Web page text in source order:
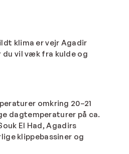
klima ervejr Agadir
vil væk fra kulde og
omkring 20–21
dagtemperaturer på ca.
El Had, Agadirs
klippebassiner og